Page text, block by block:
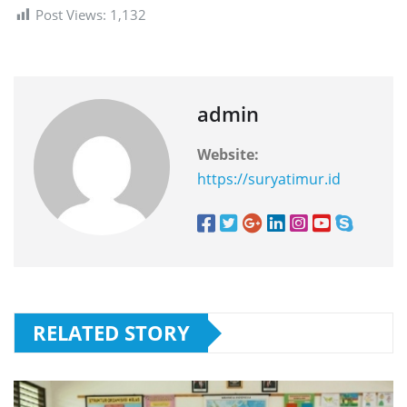
Post Views: 1,132
admin
Website:
https://suryatimur.id
RELATED STORY